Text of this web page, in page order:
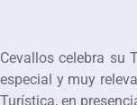
Cevallos celebra su
especial y muy
Turística, en